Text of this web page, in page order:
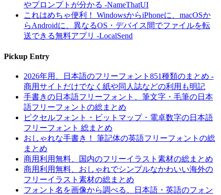
やプロンプトが分かる -NameThatUI
これはめちゃ便利！ WindowsからiPhoneに、macOSか
らAndroidに、異なるOS・デバイス間でファイルを転
送できる無料アプリ -LocalSend
Pickup Entry
2026年用、日本語のフリーフォント851種類のまとめ -
商用サイトだけでなく紙や同人誌などの利用も明記
手書きの日本語フリーフォント、筆文字・毛筆の日本
語フリーフォントの総まとめ
ピクセルフォント・ビットマップ・電卓数字の日本語
フリーフォント 総まとめ
おしゃれな手書き！ 筆記体の英語フリーフォントの総
まとめ
商用利用無料、国内のフリーイラスト素材の総まとめ
商用利用無料、おしゃれでシンプルなかわいい海外の
フリーイラスト素材の総まとめ
フォント名を画像から調べる、日本語・英語のフォン